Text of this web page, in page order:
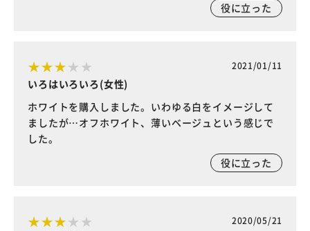
役に立った
2021/01/11
いろはいろいろ(女性)
ホワイトを購入しました。いわゆる白をイメージして
ましたが…オフホワイト、薄いベージュという感じで
した。
役に立った
2020/05/21